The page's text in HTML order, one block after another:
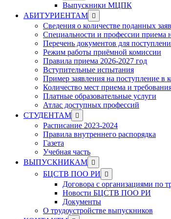
Выпускники МЦПК
АБИТУРИЕНТАМ Show
sub
menu
Сведения о количестве поданных
Специальности и профессии приема
Перечень документов для
Режим работы приёмной комиссии
Правила приема 2026-2027 год
Вступительные испытания
Пример заявления на поступление в
Количество мест приема и
Платные образовательные услуги
Атлас доступных профессий
СТУДЕНТАМ Show
sub
menu
Расписание 2023-2024
Правила внутреннего распорядка
Газета
Учебная часть
ВЫПУСКНИКАМ Show
sub
menu
БЦСТВ ПОО РИ
Show
sub
menu
Договора с организациями по
Новости БЦСТВ ПОО РИ
Документы
О трудоустройстве выпускников